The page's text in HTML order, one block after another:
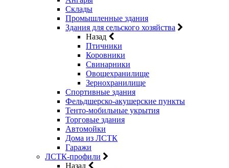
Склады
Промышленные здания
Здания для сельского хозяйства
Назад
Птичники
Коровники
Свинарники
Овощехранилище
Зернохранилище
Спортивные здания
Фельдшерско-акушерские пункты
Тенто-мобильные укрытия
Торговые здания
Автомойки
Дома из ЛСТК
Гаражи
ЛСТК-профили
Назад